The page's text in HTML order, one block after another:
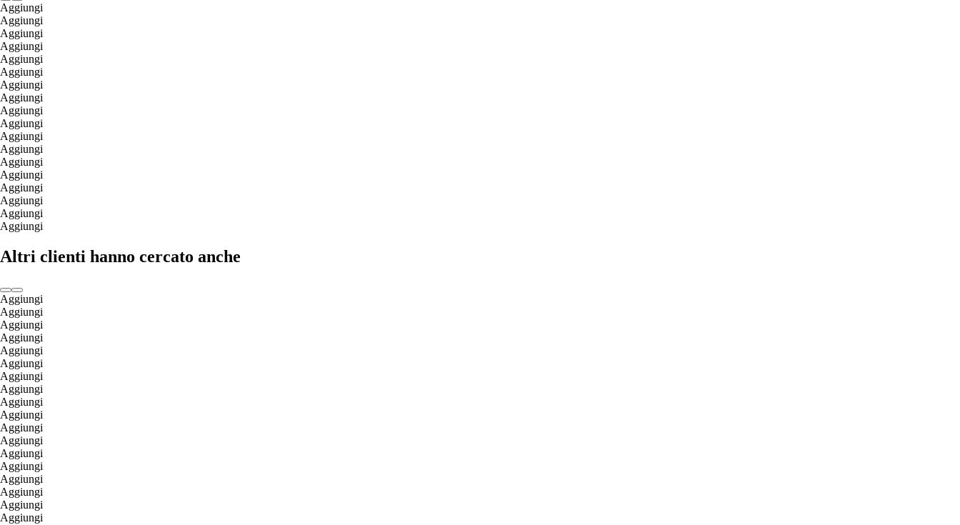
Aggiungi
Aggiungi
Aggiungi
Aggiungi
Aggiungi
Aggiungi
Aggiungi
Aggiungi
Aggiungi
Aggiungi
Aggiungi
Aggiungi
Aggiungi
Aggiungi
Aggiungi
Aggiungi
Aggiungi
Aggiungi
Altri clienti hanno cercato anche
Aggiungi
Aggiungi
Aggiungi
Aggiungi
Aggiungi
Aggiungi
Aggiungi
Aggiungi
Aggiungi
Aggiungi
Aggiungi
Aggiungi
Aggiungi
Aggiungi
Aggiungi
Aggiungi
Aggiungi
Aggiungi